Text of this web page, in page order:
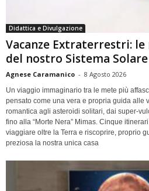
Didattica e Divulgazione
Vacanze Extraterrestri:
del nostro Sistema Solare
Agnese Caramanico - 8 Agosto 2026
Un viaggio immaginario tra le mete più
pensato come una vera e propria guida alle
romantica agli asteroidi solitari, dai super-
fino alla “Morte Nera” Mimas. Cinque
viaggiare oltre la Terra e riscoprire, proprio
preziosa la nostra unica casa